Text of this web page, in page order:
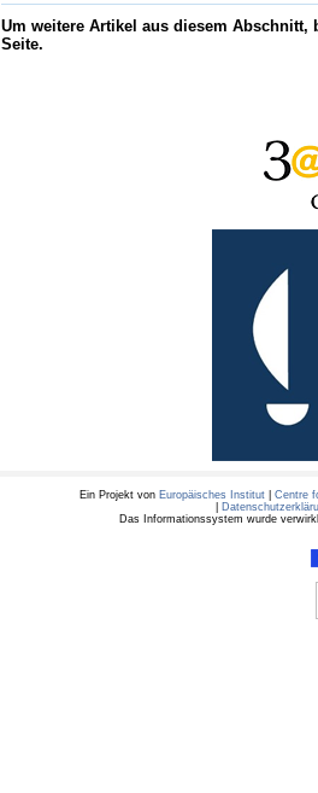
Um weitere Artikel aus diesem Abschnitt,
Seite.
Ein Projekt von Europäisches Institut
Centre
Das Informationssystem wurde